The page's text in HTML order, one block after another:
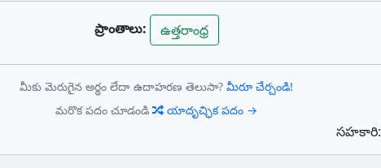
ప్రాంతాలు: ఉత్తరాంధ్ర
మీకు మెరుగైన అర్థం లేదా ఉదాహరణ తెలుసా? మీరూ చేర్చండి!
మరొక పదం చూడండి
యాదృచ్ఛిక పదం →
సహకారి: